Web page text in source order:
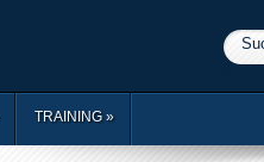
0
TRAINING»